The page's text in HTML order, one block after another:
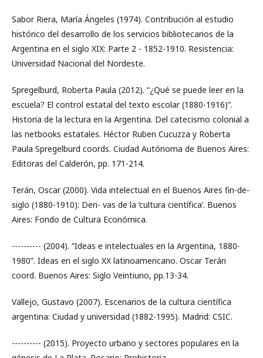
Sabor Riera, María Ángeles (1974). Contribución al estudio
histórico del desarrollo de los servicios bibliotecarios de la
Argentina en el siglo XIX: Parte 2 - 1852-1910. Resistencia:
Universidad Nacional del Nordeste.
Spregelburd, Roberta Paula (2012). “¿Qué se puede leer en la
escuela? El control estatal del texto escolar (1880-1916)”.
Historia de la lectura en la Argentina. Del catecismo colonial a
las netbooks estatales. Héctor Ruben Cucuzza y Roberta
Paula Spregelburd coords. Ciudad Autónoma de Buenos Aires:
Editoras del Calderón, pp. 171-214.
Terán, Oscar (2000). Vida intelectual en el Buenos Aires fin-de-
siglo (1880-1910): Deri- vas de la ‘cultura científica’. Buenos
Aires: Fondo de Cultura Económica.
---------- (2004). “Ideas e intelectuales en la Argentina, 1880-
1980”. Ideas en el siglo XX latinoamericano. Oscar Terán
coord. Buenos Aires: Siglo Veintiuno, pp.13-34.
Vallejo, Gustavo (2007). Escenarios de la cultura científica
argentina: Ciudad y universidad (1882-1995). Madrid: CSIC.
---------- (2015). Proyecto urbano y sectores populares en la